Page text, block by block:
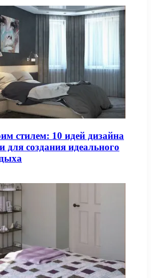
стилем: 10 идей дизайна
для создания идеального